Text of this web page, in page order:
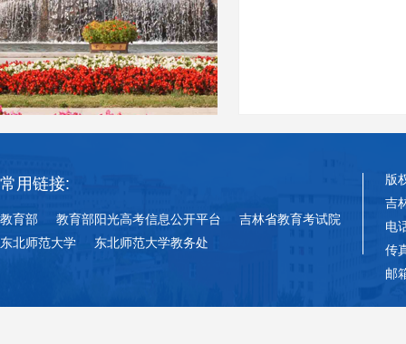
常用链接:
教育部 教育部阳光高考信息公开平台
吉林省教育考试院
东北师范大学
东北师范大学教务处
版
吉
电
传
邮